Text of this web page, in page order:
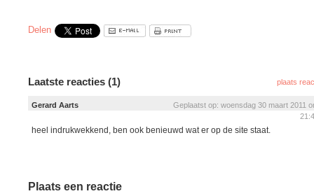
Delen
Laatste reacties (1) plaats
Gerard Aarts
Geplaatst op: woensdag 30 maart 2011
heel indrukwekkend, ben ook benieuwd wat er op de site staat.
Plaats een reactie